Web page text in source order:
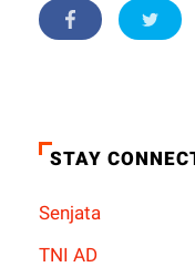
STAY
Senjata
TNI AD